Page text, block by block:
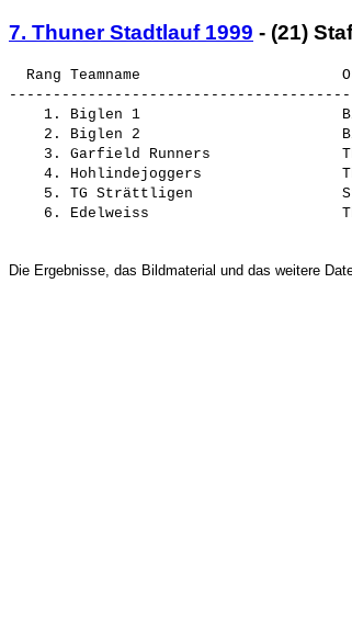
7. Thuner Stadtlauf 1999 - (21)
Rang Teamname
1. Biglen 1
2. Biglen 2
3. Garfield Runners
4. Hohlindejoggers
5. TG Strättligen
Die Ergebnisse, das Bildmaterial und das weitere